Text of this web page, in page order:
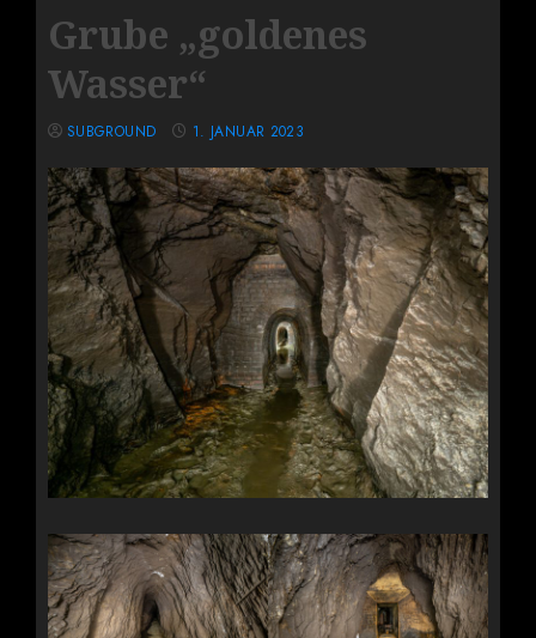
Grube „goldenes
Wasser“
SUBGROUND 1. JANUAR 2023